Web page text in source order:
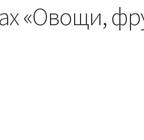
«Овощи,